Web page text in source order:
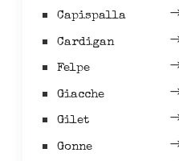
Capispalla
Cardigan
Felpe
Giacche
Gilet
Gonne